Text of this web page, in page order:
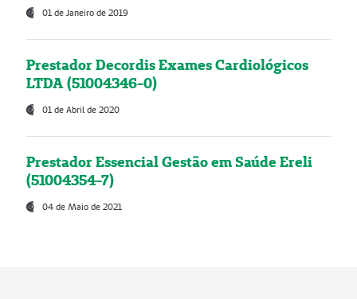
01 de Janeiro de 2019
Prestador Decordis Exames Cardiológicos
LTDA (51004346-0)
01 de Abril de 2020
Prestador Essencial Gestão em Saúde Ereli
(51004354-7)
04 de Maio de 2021